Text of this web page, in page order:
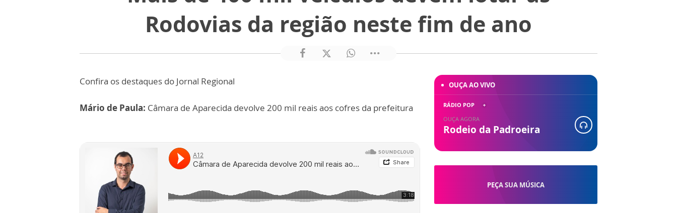
Rodovias da região neste fim de ano
Confira os destaques do Jornal Regional
Mário de Paula: Câmara de Aparecida devolve 200 mil reais aos cofres da prefeitura
PEÇA SUA MÚSICA
OUÇA AO VIVO
RÁDIO POP
OUÇA AGORA
Rodeio da Padroeira